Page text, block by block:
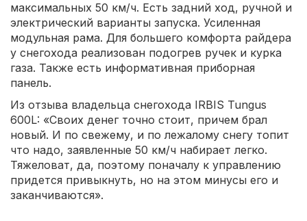
максимальных 50 км/ч. Есть задний ход, ручной и
электрический варианты запуска. Усиленная
модульная рама. Для большего комфорта райдера
у снегохода реализован подогрев ручек и курка
газа. Также есть информативная приборная
панель.
Из отзыва владельца снегохода IRBIS Tungus
600L: «Своих денег точно стоит, причем брал
новый. И по свежему, и по лежалому снегу топит
что надо, заявленные 50 км/ч набирает легко.
Тяжеловат, да, поэтому поначалу к управлению
придется привыкнуть, но на этом минусы его и
заканчиваются».